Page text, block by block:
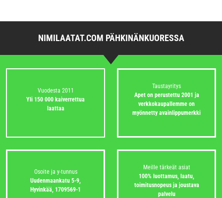
NIMILAATAT.COM PÄHKINÄNKUORESSA
Vuodesta 2011
Yli 150 000 kaiverrettua
laattaa
Taustayritys
Apet on perustettu 2001 ja
verkkokaupallemme on
myönnetty avainlippumerkki
Osoite ja y-tunnus
Uudenmaankatu 5-9,
Hyvinkää, 1709569-1
Meille tärkeät asiat
100% luottamus, laatu,
toimitusnopeus ja joustava
palvelu